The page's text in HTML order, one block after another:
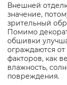
Внешней
значение,
зрительный
Помимо
обшивки
ограждаются
факторов, как
влажность,
повреждения.